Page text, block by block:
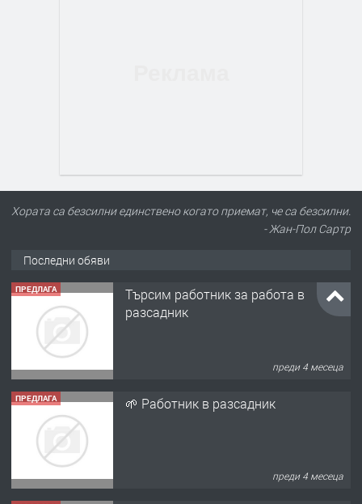
Хората са безсилни единствено когато приемат, че са безсилни.
- Жан-Пол Сартр
Последни обяви
ПРЕДЛАГА
Търсим работник за работа в
разсадник
преди 4 месеца
ПРЕДЛАГА 🌱 Работник в разсадник
преди 4 месеца